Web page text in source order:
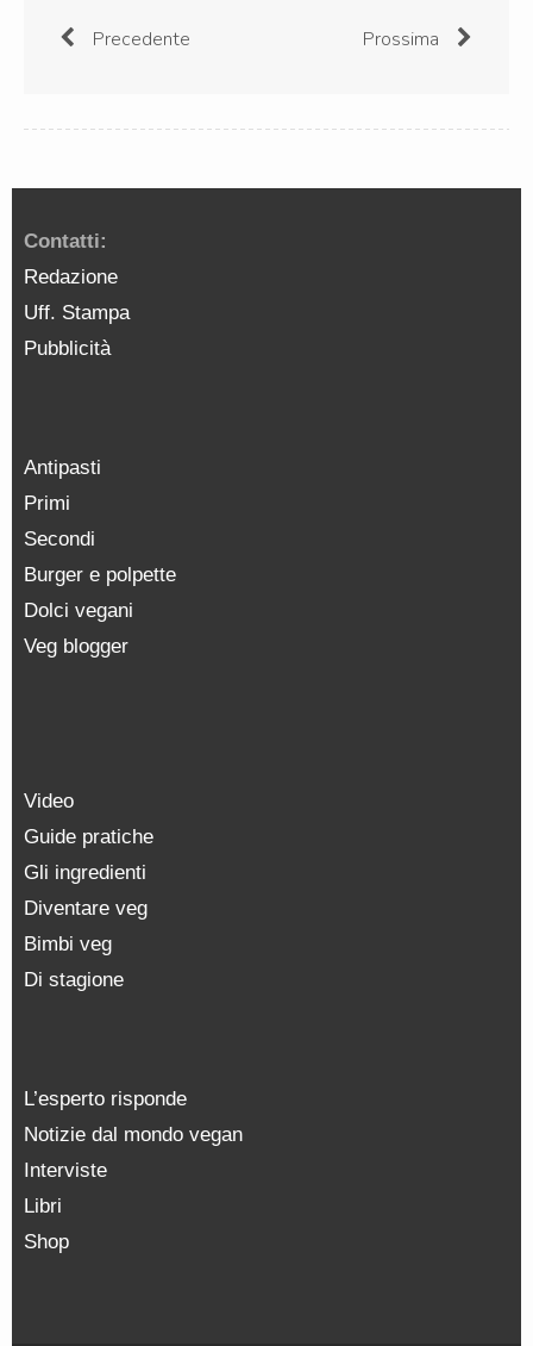
Precedente Prossima
Contatti:
Redazione
Uff. Stampa
Pubblicità
Antipasti
Primi
Secondi
Burger e polpette
Dolci vegani
Veg blogger
Video
Guide pratiche
Gli ingredienti
Diventare veg
Bimbi veg
Di stagione
L’esperto risponde
Notizie dal mondo vegan
Interviste
Libri
Shop